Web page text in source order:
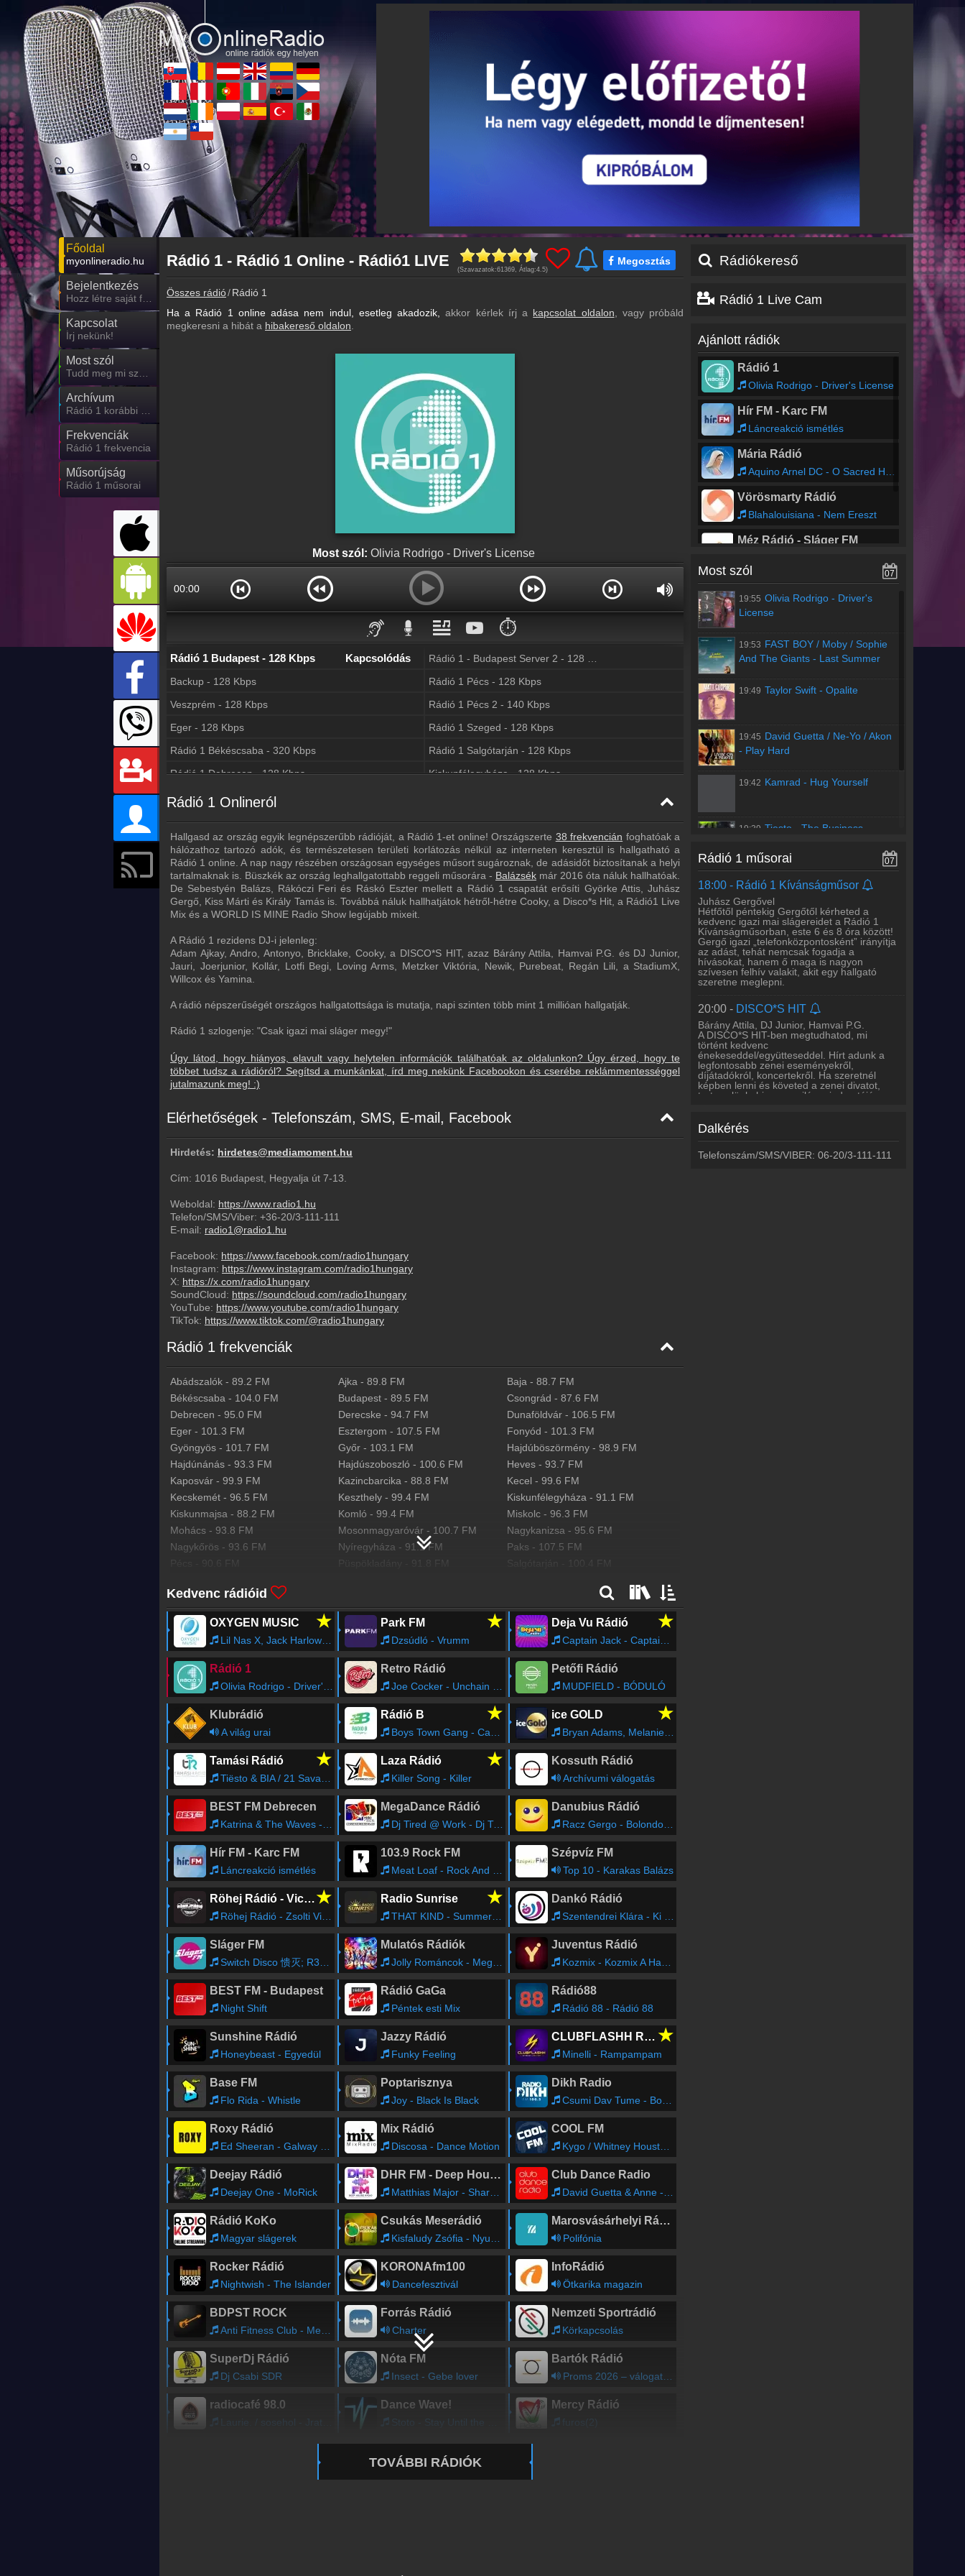
Főoldal
myonlineradio.hu
Bejelentkezés
Hozz létre saját fiókot!
Kapcsolat
Írj nekünk!
Most szól
Tudd meg mi szólt eddig
Archívum
Rádió 1 korábbi adásai
Frekvenciák
Rádió 1 frekvencia
Műsorújság
Rádió 1 műsorai
Rádió 1 - Rádió 1 Online - Rádió1 LIVE (Szavazatok:61369, Átlag:4.5)
Megosztás
Összes rádió Rádió 1
Ha a Rádió 1 online adása nem indul, esetleg akadozik, akkor kérlek írj a kapcsolat oldalon, vagy próbáld
megkeresni a hibát a hibakereső oldalon.
Most szól: Olivia Rodrigo - Driver's License
00:00
⏱️
Rádió 1 Budapest - 128 Kbps Kapcsolódás
Backup - 128 Kbps
Rádió 1 Pécs - 128 Kbps
Veszprém - 128 Kbps
Rádió 1 Pécs 2 - 140 Kbps
Eger - 128 Kbps
Rádió 1 Szeged - 128 Kbps
Rádió 1 Békéscsaba - 320 Kbps
Rádió 1 Salgótarján - 128 Kbps
Rádió 1 Debrecen - 128 Kbps
Kiskunfélegyháza - 128 Kbps
Nyíregyháza - 192 Kbps
Derecske - 128 Kbps
Dunaföldvár - 128 Kbps
Fonyód - 320 Kbps
Gyöngyös - 128 Kbps
Hajdúböszörmény - 128 Kbps
Hajdúnánás - 128 Kbps
Hajdúszoboszló - 128 Kbps
Kaposvár - 128 Kbps
Kecskemét - 128 Kbps
Keszthely - 128 Kbps
Kiskunmajsa - 128 Kbps
Miskolc - 96 Kbps
Mohács - 128 Kbps
Nagykanizsa - 128 Kbps
Sopron - 128 Kbps
Székesfehérvár - 128 Kbps
Szombathely - 128 Kbps
Tiszafüred - 128 Kbps
Villány - 192 Kbps
Zalaegerszeg - 128 Kbps
Nagykőrös - 128 Kbps
Mosonmagyaróvár - 128 Kbps
Rádió 1 Onlineról
Hallgasd az ország egyik legnépszerűbb rádióját, a Rádió 1-et online! Országszerte 38 frekvencián foghatóak a
hálózathoz tartozó adók, és természetesen területi korlátozás nélkül az interneten keresztül is hallgatható a
Rádió 1 online. A nap nagy részében országosan egységes műsort sugároznak, de adásidőt biztosítanak a helyi
tartalmaknak is. Büszkék az ország leghallgatottabb reggeli műsorára - Balázsék már 2016 óta náluk hallhatóak.
De Sebestyén Balázs, Rákóczi Feri és Ráskó Eszter mellett a Rádió 1 csapatát erősíti Györke Attis, Juhász
Gergő, Kiss Márti és Király Tamás is. Továbbá náluk hallhatjátok hétről-hétre Cooky, a Disco*s Hit, a Rádió1 Live
Mix és a WORLD IS MINE Radio Show legújabb mixeit.
A Rádió 1 rezidens DJ-i jelenleg:
Adam Ajkay, Andro, Antonyo, Bricklake, Cooky, a DISCO*S HIT, azaz Bárány Attila, Hamvai P.G. és DJ Junior,
Jauri, Joerjunior, Kollár, Lotfi Begi, Loving Arms, Metzker Viktória, Newik, Purebeat, Regán Lili, a StadiumX,
Willcox és Yamina.
A rádió népszerűségét országos hallgatottsága is mutatja, napi szinten több mint 1 millióan hallgatják.
Rádió 1 szlogenje: "Csak igazi mai sláger megy!"
Úgy látod, hogy hiányos, elavult vagy helytelen információk találhatóak az oldalunkon? Úgy érzed, hogy te
többet tudsz a rádióról? Segítsd a munkánkat, írd meg nekünk Facebookon és cserébe reklámmentességgel
jutalmazunk meg! :)
Elérhetőségek - Telefonszám, SMS, E-mail, Facebook
Hirdetés: hirdetes@mediamoment.hu
Cím: 1016 Budapest, Hegyalja út 7-13.
Weboldal: https://www.radio1.hu
Telefon/SMS/Viber: +36-20/3-111-111
E-mail: radio1@radio1.hu
Facebook: https://www.facebook.com/radio1hungary
Instagram: https://www.instagram.com/radio1hungary
X: https://x.com/radio1hungary
SoundCloud: https://soundcloud.com/radio1hungary
YouTube: https://www.youtube.com/radio1hungary
TikTok: https://www.tiktok.com/@radio1hungary
Rádió 1 frekvenciák
Abádszalók - 89.2 FM Ajka -89.8 FM Baja- 88.7 FM
Békéscsaba - 104.0 FM Budapest -89.5 FM Csongrád - 87.6 FM
Debrecen - 95.0 FM Derecske -94.7 FM Dunaföldvár- 106.5 FM
Eger - 101.3 FM Esztergom - 107.5 FM Fonyód - 101.3 FM
Gyöngyös - 101.7 FM Győr - 103.1 FM Hajdúböszörmény- 98.9 FM
Hajdúnánás - 93.3 FM Hajdúszoboszló - 100.6 FM Heves- 93.7 FM
Kaposvár - 99.9 FM Kazincbarcika -88.8 FM Kecel - 99.6 FM
Kecskemét - 96.5 FM Keszthely -99.4 FM Kiskunfélegyháza- 91.1 FM
Kiskunmajsa - 88.2 FM Komló -99.4 FM Miskolc- 96.3 FM
Mohács - 93.8 FM Mosonmagyaróvár - 100.7 FM Nagykanizsa- 95.6 FM
Nagykőrös - 93.6 FM Nyíregyháza - 91.1 FM Paks - 107.5 FM
Szeged-87.9 FM
FM
Szigetvár-103.1 FM Szolnok-90.4 FM Szombathely-97.7 FM
Tatabánya- 102.5 FM Tihany- 105.7 FM Tiszafüred-88.7 FM
Rádió 1 Frekvenciatérkép
Kedvenc rádióid
OXYGEN MUSIC ★
Lil Nas X, Jack Harlow - INDUSTRY BABY
Park FM ★
Dzsúdló - Vrumm
Deja Vu Rádió ★
Captain Jack - Captain Jack
Rádió 1
Olivia Rodrigo - Driver's License
Retro Rádió
Joe Cocker - Unchain My Heart
Petőfi Rádió
MUDFIELD - BÓDULÓ
Klubrádió
A világ urai
Rádió B ★
Boys Town Gang - Can't Take My Eyes Off You - Original Extended Version
ice GOLD ★
Bryan Adams, Melanie C - When You're Gone
Tamási Rádió ★
Tiësto & BIA / 21 Savage - Both
Laza Rádió ★
Killer Song - Killer
Kossuth Rádió
Archívumi válogatás
BEST FM Debrecen
Katrina & The Waves - Walking On Sunshine
MegaDance Rádió
Dj Tired @ Work - Dj Tired
Danubius Rádió
Racz Gergo - Bolondod voltam
Hír FM - Karc FM
Láncreakció ismétlés
103.9 Rock FM
Meat Loaf - Rock And Roll Dreams Come Through
Szépvíz FM
Top 10 - Karakas Balázs
Röhej Rádió - Vicc az egész★
Röhej Rádió - Zsolti Viccek41
Radio Sunrise ★
THAT KIND - Summer In Love
Dankó Rádió
Szentendrei Klára - Ki tudja, hogy mitől van
Sláger FM
Switch Disco 愦灭; R3HAB 愦灭; Sam Feldt - SLEEP TONIGHT
Mulatós Rádiók
Jolly Románcok - Megtaláltalak
Juventus Rádió
Kozmix - Kozmix A Hazban
BEST FM - Budapest
Night Shift
Rádió GaGa
Péntek esti Mix
Rádió88
Rádió 88 - Rádió 88
Sunshine Rádió
Honeybeast - Egyedül
Jazzy Rádió
Funky Feeling
CLUBFLASHH Radio ★
Minelli - Rampampam
Base FM
Flo Rida - Whistle
Poptarisznya
Joy - Black Is Black
Dikh Radio
Csumi Dav Tume - Borók Szabinával
Roxy Rádió
Ed Sheeran - Galway Girl
Mix Rádió
Discosa - Dance Motion
COOL FM
Kygo / Whitney Houston - Higher Love
Deejay Rádió
Deejay One - MoRick
DHR FM - Deep House Radio
Matthias Major - Sharm El Sheikh
Club Dance Radio
David Guetta & Anne - Marie & Coi Leray - Baby Don't Hurt Me
Rádió KoKo
Magyar slágerek
Csukás Meserádió
Kisfaludy Zsófia - Nyuszóka és a nagyvilág
Marosvásárhelyi Rádió
Polifónia
Rocker Rádió
Nightwish - The Islander
KORONAfm100
Dancefesztivál
InfoRádió
Ötkarika magazin
BDPST ROCK
Anti Fitness Club - Mennyorszag
Forrás Rádió
Charter
Nemzeti Sportrádió
Körkapcsolás
SuperDj Rádió
Dj Csabi SDR
Nóta FM
Insect - Gebe lover
Bartók Rádió
Proms 2026 – válogatás a fesztivál elmúlt héten megrendezett hangversenyeinek programjából (VI/3. rész)
radiocafé 98.0
Laurie. / sosehol - Jratlan
Dance Wave!
Stoto - Stay Until the Morning
Mercy Rádió
furos(2)
TOVÁBBI RÁDIÓK
Rádiókereső
Rádió 1 Live Cam
Ajánlott rádiók
Rádió 1
Olivia Rodrigo - Driver's License
Hír FM - Karc FM
Láncreakció ismétlés
Mária Rádió
Aquino Arnel DC - O Sacred Heart of Jesus - zene
Vörösmarty Rádió
Blahalouisiana - Nem Ereszt
Méz Rádió - Sláger FM
Balázsék
Olivia Rodrigo - Driver's License
Most szól 07
19:55 Olivia Rodrigo - Driver's
License
19:53 FAST BOY / Moby / Sophie
And The Giants - Last Summer
19:49 Taylor Swift - Opalite
19:45 David Guetta / Ne-Yo / Akon
- Play Hard
19:42 Kamrad - Hug Yourself
19:39 Tiesto The Business
Régebbi számok lekérése
Rádió 1 műsorai 07
06:00 -Balázsék
Magyarország leghallgatottabb reggeli
műsora a Rádió 1-en! Sebestyén Balázzsal,
Ráskó Eszterrel, Rákóczi Ferenccel és
Svraka-Gévai Julival.
10:00 - Györke Attila
Az igazi mai slágerekkel Györke Attila várja
a hallgatókat.
12:00 -
A Rádió 1-en minden nap délben, egy órán
át mixben szólnak az igazi mai slágerek.
Kevés a beszéd, még több a zene.
13:00 -
Az igazi mai slágerekkel Györke Attila várja
17:00 - Rádió 1 Live Mix
hétköznap délután 5-6 között várja a Rádió
1 hallgatóit. Ne hagyd ki a legjobb mixeket!
18:00 - Rádió 1 Kívánságműsor
Juhász Gergővel
Hétfőtől péntekig Gergőtől kérheted a
kedvenc igazi mai slágereidet a Rádió 1
Kívánságműsorban, este 6 és 8 óra között!
Gergő igazi „telefonközpontosként” irányítja
az adást, tehát nemcsak fogadja a
hívásokat, hanem ő maga is nagyon
szívesen felhív valakit, akit egy hallgató
szeretne meglepni.
20:00 - DISCO*S HIT
Bárány Attila, DJ Junior, Hamvai P.G.
A DISCO*S HIT-ben megtudhatod, mi
történt kedvenc
énekeseddel/együtteseddel. Hírt adunk a
legfontosabb zenei eseményekről,
díjátadókról, koncertekről. Ha szeretnél
képben lenni és követed a zenei divatot,
tarts velünk, hiszen a világ minden tájára
21:00 -WORLD IS MINE Radio Show
Lotfi Begi
Dalkérés
Telefonszám/SMS/VIBER: 06-20/3-111-111